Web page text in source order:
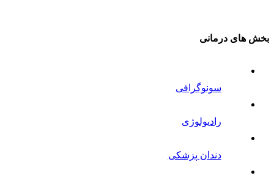
بخش های درمانی
سونوگرافی
رادیولوژی
دندان پزشکی